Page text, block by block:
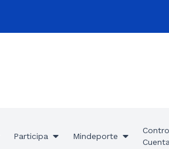
Participa Mindeporte